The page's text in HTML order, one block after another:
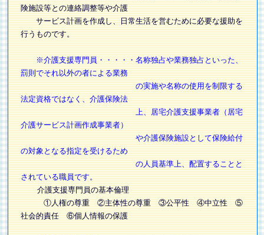
険施設等との連絡調整等や介護
サービス計画を作成し、日常生活を営むために必要な援助を
行うものです。
※介護支援専門員・・・・・名称独占や業務独占といった、
罰則でそれ以外の者による業務
の実施や名称の使用を制限する
法定資格ではなく、介護保険法
上、居宅介護支援事業者（居宅
介護サービス計画作成事業者）
や介護保険施設として保険給付
の対象となる指定を受けるため
の人員基準上、配置することと
されている職員です。
介護支援専門員の基本倫理
①人権の尊重 ②主体性の尊重 ③公平性 ④中立性 ⑤
社会的責任 ⑥個人情報の保護